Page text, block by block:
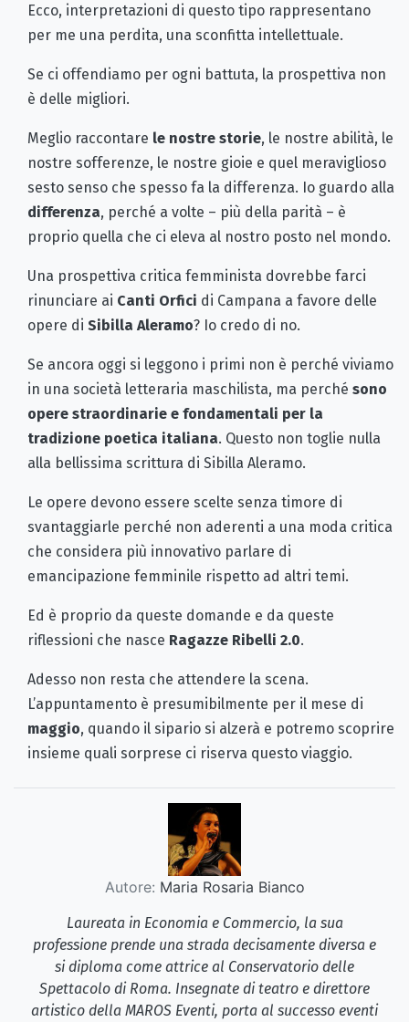
Ecco, interpretazioni di questo tipo rappresentano
per me una perdita, una sconfitta intellettuale.
Se ci offendiamo per ogni battuta, la prospettiva non
è delle migliori.
Meglio raccontare le nostre storie, le nostre abilità, le
nostre sofferenze, le nostre gioie e quel meraviglioso
sesto senso che spesso fa la differenza. Io guardo alla
differenza, perché a volte – più della parità – è
proprio quella che ci eleva al nostro posto nel mondo.
Una prospettiva critica femminista dovrebbe farci
rinunciare ai Canti Orfici di Campana a favore delle
opere di Sibilla Aleramo? Io credo di no.
Se ancora oggi si leggono i primi non è perché viviamo
in una società letteraria maschilista, ma perché sono
opere straordinarie e fondamentali per la
tradizione poetica italiana. Questo non toglie nulla
alla bellissima scrittura di Sibilla Aleramo.
Le opere devono essere scelte senza timore di
svantaggiarle perché non aderenti a una moda critica
che considera più innovativo parlare di
emancipazione femminile rispetto ad altri temi.
Ed è proprio da queste domande e da queste
riflessioni che nasce Ragazze Ribelli 2.0.
Adesso non resta che attendere la scena.
L’appuntamento è presumibilmente per il mese di
maggio, quando il sipario si alzerà e potremo scoprire
insieme quali sorprese ci riserva questo viaggio.
Autore: Maria Rosaria Bianco
Laureata in Economia e Commercio, la sua
professione prende una strada decisamente diversa e
si diploma come attrice al Conservatorio delle
Spettacolo di Roma. Insegnate di teatro e direttore
artistico della MAROS Eventi, porta al successo eventi